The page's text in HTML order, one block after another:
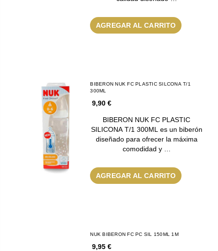
AGREGAR AL CARRITO
BIBERON NUK FC PLASTIC SILCONA T/1
300ML
9,90 €
BIBERON NUK FC PLASTIC
SILICONA T/1 300ML es un biberón
diseñado para ofrecer la máxima
comodidad y …
AGREGAR AL CARRITO
NUK BIBERON FC PC SIL 150ML 1M
9,95 €